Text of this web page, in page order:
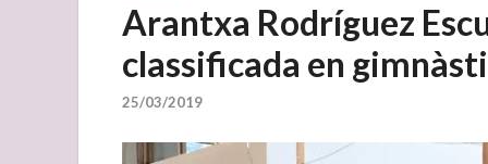
Arantxa Rodríguez
classificada en
25/03/2019